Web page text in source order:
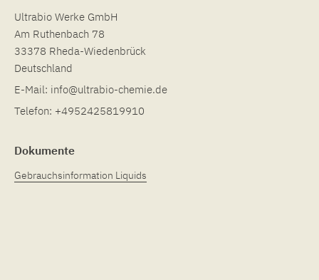
Ultrabio Werke GmbH
Am Ruthenbach 78
33378 Rheda-Wiedenbrück
Deutschland
E-Mail: info@ultrabio-chemie.de
Telefon: +4952425819910
Dokumente
Gebrauchsinformation Liquids